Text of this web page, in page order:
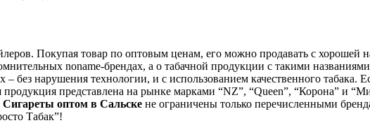
Покупая товар по оптовым ценам, его можно продавать с хорошей
noname-брендах, а о табачной продукции с такими
без нарушения технологии, и с использованием качественного табака.
представлена на рынке марками “NZ”, “Queen”, “Корона” и
Сигареты оптом в Сальске не ограничены только перечисленными
Табак”!